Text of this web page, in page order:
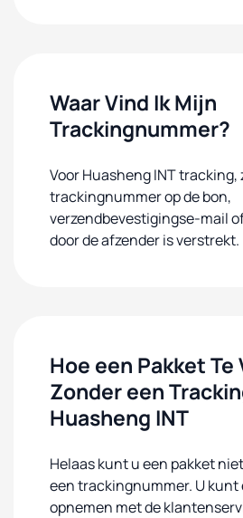
Waar Vind Ik Mijn
Trackingnummer?
Voor Huasheng INT tracking,
trackingnummer op de bon,
verzendbevestigingse-mail
door de afzender is verstrekt.
Hoe een Pakket Te
Zonder een
Huasheng INT
Helaas kunt u een pakket
een trackingnummer. U
opnemen met de